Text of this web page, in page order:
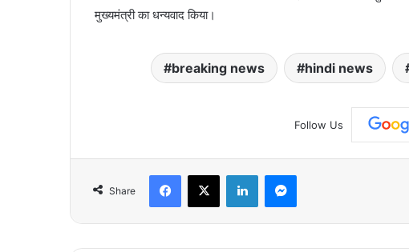
मुख्यमंत्री का धन्यवाद किया।
breaking news hindi news
Follow Us
Share
Facebook
X LinkedInMessenger